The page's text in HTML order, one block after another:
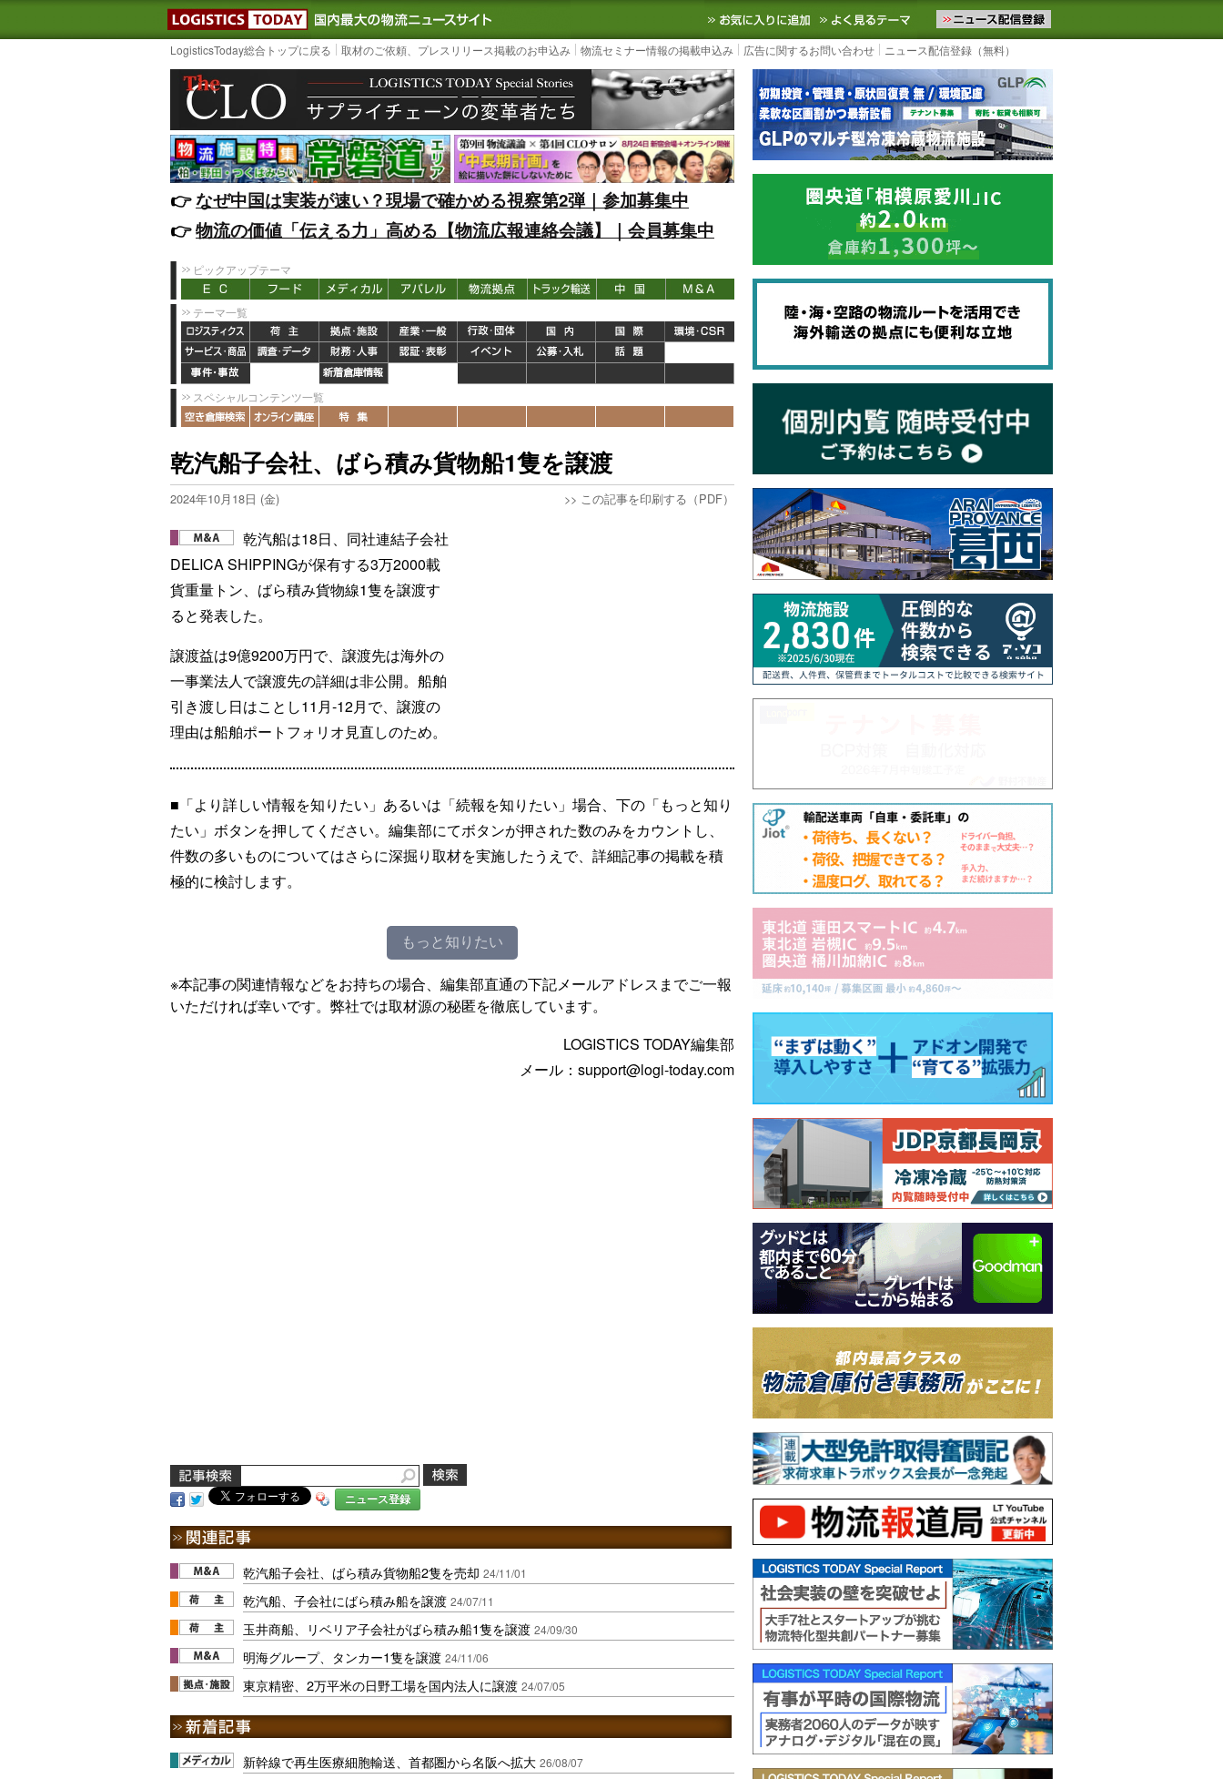
LOGISTICS TODAY｜国内最大の物流ニュースサイト3PL, SCMなど国内外の最新の物流ニュースをお届けします。物流ニュースメール配信を登録す
お気に入りに追加 よく見るテーマ
LogisticsToday総合トップに戻る 取材のご依頼、プレスリリース掲載のお申込み 物流セミナー情報の掲載申込み 広告に関するお問い合わせ ニュース配信登録（無料）
👉️なぜ中国は実装が速い？現場で確かめる視察第2弾｜参加募集中
👉️物流の価値「伝える力」高める【物流広報連絡会議】｜会員募集中
ピックアップテーマ
テーマ一覧
スペシャルコンテンツ一覧
乾汽船子会社、ばら積み貨物船1隻を譲渡
2024年10月18日 (金) >> この記事を印刷する（PDF）
乾汽船は18日、同社連結子会社
DELICA SHIPPINGが保有する3万2000載
貨重量トン、ばら積み貨物線1隻を譲渡す
ると発表した。
譲渡益は9億9200万円で、譲渡先は海外の
一事業法人で譲渡先の詳細は非公開。船舶
引き渡し日はことし11月-12月で、譲渡の
理由は船舶ポートフォリオ見直しのため。
■「より詳しい情報を知りたい」あるいは「続報を知りたい」場合、下の「もっと知り
たい」ボタンを押してください。編集部にてボタンが押された数のみをカウントし、
件数の多いものについてはさらに深掘り取材を実施したうえで、詳細記事の掲載を積
極的に検討します。
もっと知りたい
※本記事の関連情報などをお持ちの場合、編集部直通の下記メールアドレスまでご一報
いただければ幸いです。弊社では取材源の秘匿を徹底しています。
LOGISTICS TODAY編集部
メール：support@logi-today.com
ニュース登録
乾汽船子会社、ばら積み貨物船2隻を売却 24/11/01
乾汽船、子会社にばら積み船を譲渡 24/07/11
玉井商船、リベリア子会社がばら積み船1隻を譲渡 24/09/30
明海グループ、タンカー1隻を譲渡 24/11/06
東京精密、2万平米の日野工場を国内法人に譲渡 24/07/05
新幹線で再生医療細胞輸送、首都圏から名阪へ拡大 26/08/07